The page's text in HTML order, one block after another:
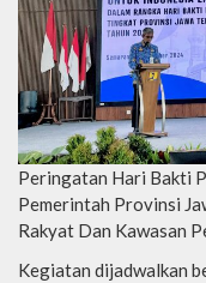
Peringatan Hari Bakti
Pemerintah Provinsi
Rakyat Dan Kawasan
Kegiatan dijadwalkan